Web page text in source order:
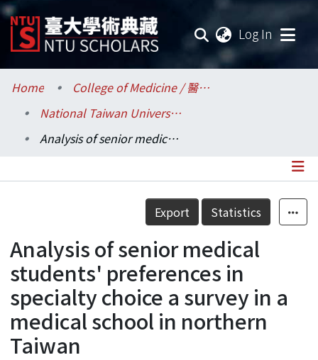
Log In
Communities & Collections
Research Outputs
Statistics
Home
College of Medicine / 醫學院
National Taiwan University Hospital / 醫學院附設醫院 (臺大醫院)
Analysis of senior medical students' preferences in specialty choice a survey in a medical school in northern Taiwan
Details
Export Statistics
Analysis of senior medical
students' preferences in
specialty choice a survey in a
medical school in northern
Taiwan